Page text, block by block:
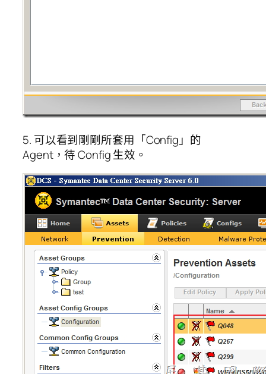
5. 可以看到剛剛所套用「Config」的
Agent，待 Config 生效。